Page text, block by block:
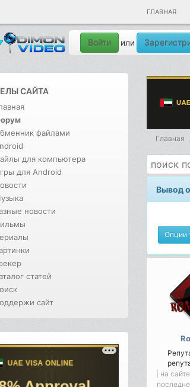
ГЛАВНАЯ
Войти или
САЙТА
файлами
для компьютера
для Android
новости
статей
сайт
Главная
Вывод
Опции
| на